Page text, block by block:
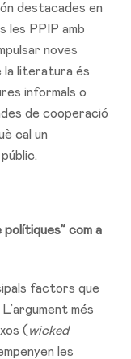
destacades en
les PPIP amb
noves
la literatura és
informals o
de cooperació
cal un
polítiques” com a
factors que
més
( wicked
les